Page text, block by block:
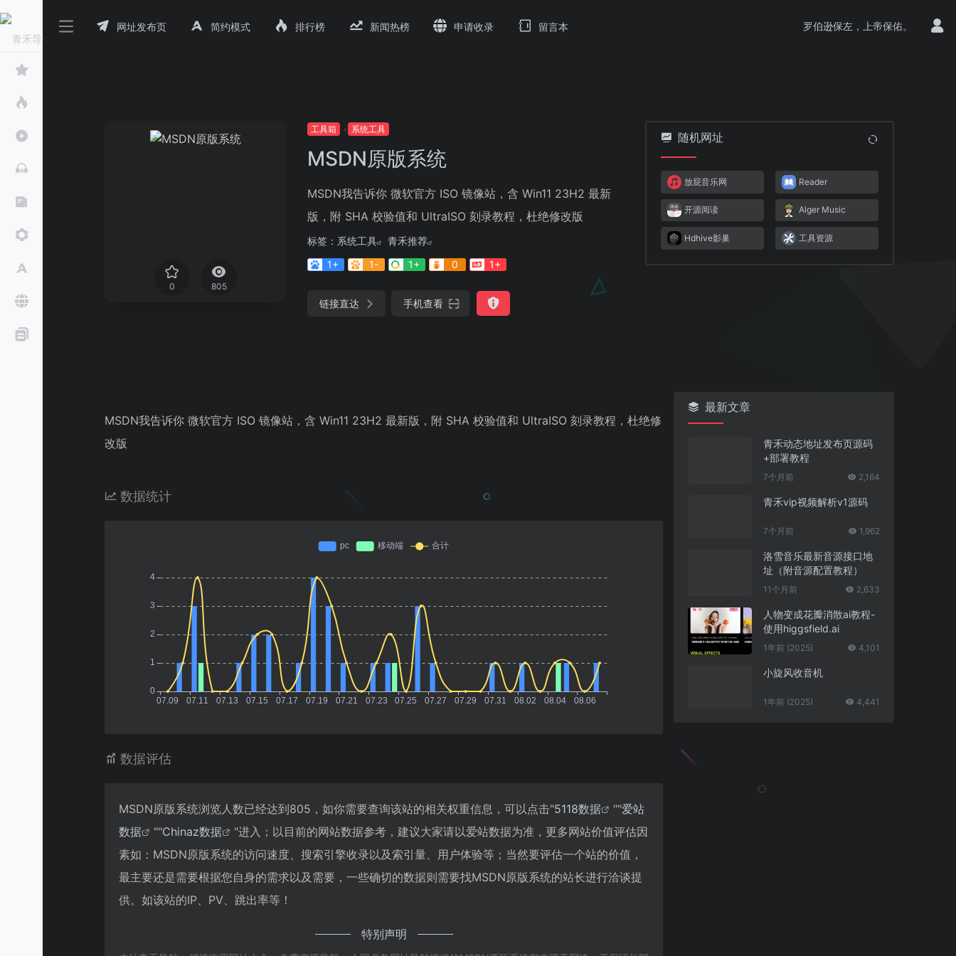
网址发布页 简约模式 排行榜 新闻热榜 申请收录 留言本 罗伯逊保左，上帝保佑。
0 805
工具箱 系统工具
MSDN原版系统
MSDN我告诉你 微软官方 ISO 镜像站，含 Win11 23H2 最新
版，附 SHA 校验值和 UltraISO 刻录教程，杜绝修改版
标签： 系统工具
青禾推荐
1+
1- 1+ 0 1+
链接直达 手机查看
随机网址
放屁音乐网 Reader
开源阅读 Alger Music
Hdhive影巢 工具资源
MSDN我告诉你 微软官方 ISO 镜像站，含 Win11 23H2 最新版，附 SHA 校验值和 UltraISO 刻录教程，杜绝修
改版
数据统计
数据评估
MSDN原版系统浏览人数已经达到805，如你需要查询该站的相关权重信息，可以点击"5118数据 ""爱站
数据
""Chinaz数据
"进入；以目前的网站数据参考，建议大家请以爱站数据为准，更多网站价值评估因
素如：MSDN原版系统的访问速度、搜索引擎收录以及索引量、用户体验等；当然要评估一个站的价值，
最主要还是需要根据您自身的需求以及需要，一些确切的数据则需要找MSDN原版系统的站长进行洽谈提
供。如该站的IP、PV、跳出率等！
特别声明
最新文章
青禾动态地址发布页源码
+部署教程
7个月前 2,164
青禾vip视频解析v1源码
7个月前 1,962
洛雪音乐最新音源接口地
址（附音源配置教程）
11个月前 2,633
人物变成花瓣消散ai教程-
使用higgsfield.ai
1年前 (2025) 4,101
小旋风收音机
1年前 (2025) 4,441